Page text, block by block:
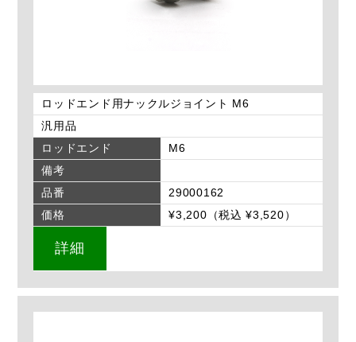
ロッドエンド用ナックルジョイント M6
汎用品
ロッドエンド
M6
備考
品番
29000162
価格
¥3,200（税込 ¥3,520）
詳細